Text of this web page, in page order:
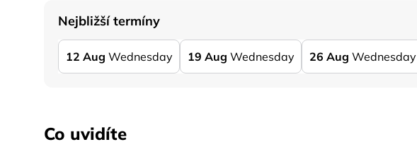
Nejbližší termíny
12 Aug Wednesday 19 Aug Wednesday 26 Aug Wednesday
Co uvidíte